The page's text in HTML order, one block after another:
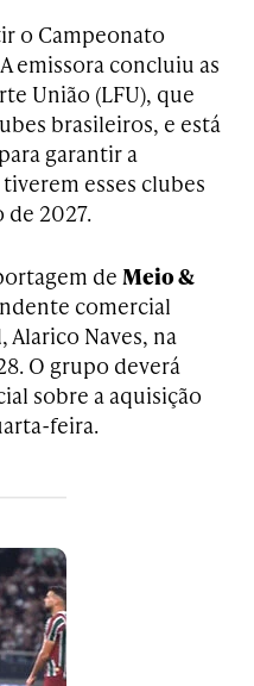
o Campeonato
emissora concluiu as
União (LFU), que
brasileiros, e está
garantir a
esses clubes
de 2027.
de Meio &
comercial
Naves, na
O grupo deverá
sobre a aquisição
feira.